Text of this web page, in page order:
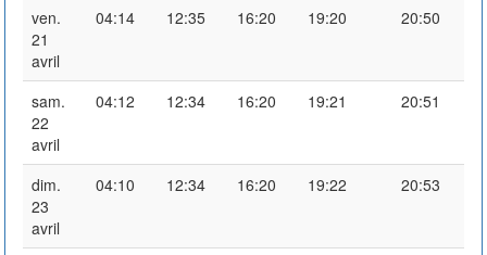
ven.
21
avril
04:14 12:35 16:20 19:20 20:50
sam.
22
avril
04:12 12:34 16:20 19:21 20:51
dim.
23
avril
04:10 12:34 16:20 19:22 20:53